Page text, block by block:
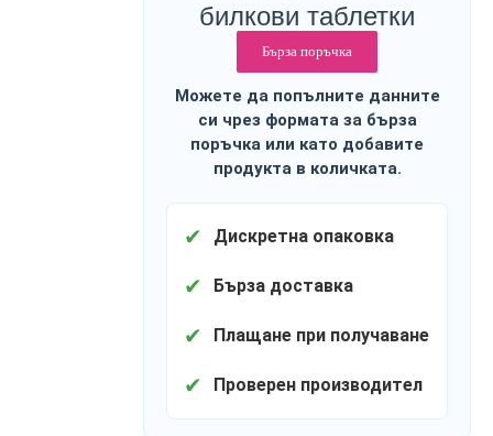
билкови таблетки
Бърза поръчка
Можете да попълните данните
си чрез формата за бърза
поръчка или като добавите
продукта в количката.
✔ Дискретна опаковка
✔ Бърза доставка
✔ Плащане при получаване
✔ Проверен производител